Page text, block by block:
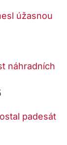
úžasnou
náhradních
padesát